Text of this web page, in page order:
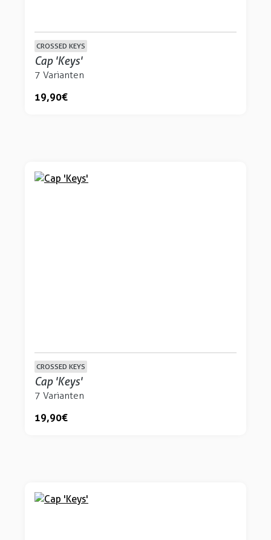
CROSSED KEYS
Cap 'Keys'
7 Varianten
19,90 €
CROSSED KEYS
Cap 'Keys'
7 Varianten
19,90 €